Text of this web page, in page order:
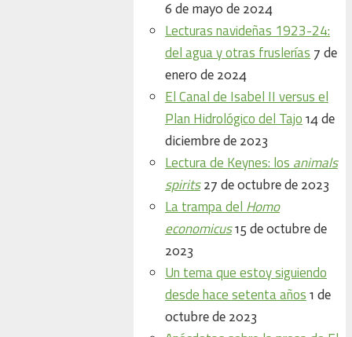
6 de mayo de 2024
Lecturas navideñas 1923-24:
del agua y otras fruslerías 7 de
enero de 2024
El Canal de Isabel II versus el
Plan Hidrológico del Tajo 14 de
diciembre de 2023
Lectura de Keynes: los animals
spirits 27 de octubre de 2023
La trampa del Homo
economicus 15 de octubre de
2023
Un tema que estoy siguiendo
desde hace setenta años 1 de
octubre de 2023